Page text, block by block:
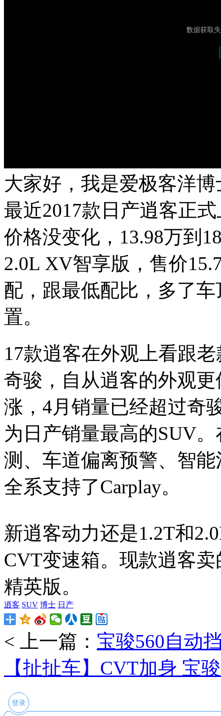
大家好，我是爱极客洋
最近2017款日产逍客正
价格没变化，13.98万到
2.0L XV智享版，售价
配，跟最低配比，多了
置。
17款逍客在外观上看跟
奇骏，自从逍客的外观
涨，4月销量已经超过奇
为日产销量最高的SUV
测、车道偏离预警、智
全系支持了Carplay。
新逍客动力还是1.2T和
CVT变速箱。现款逍客
精英版。
逍客 SUV 博士 日产
< 上一篇： 宝骏560自动
【扯扯车】CVT加身 宝
登录